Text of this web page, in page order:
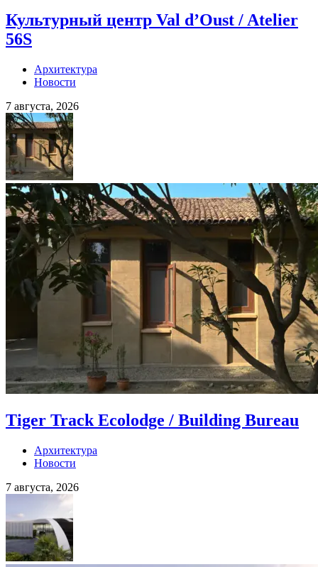
Культурный центр Val d’Oust / Atelier
56S
Архитектура
Новости
7 августа, 2026
Tiger Track Ecolodge / Building Bureau
Архитектура
Новости
7 августа, 2026